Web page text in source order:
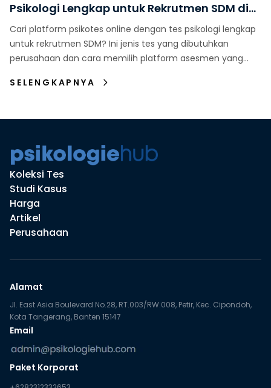
Psikologi Lengkap untuk Rekrutmen SDM di
Indonesia
Cari platform psikotes online dengan tes psikologi lengkap
untuk rekrutmen SDM? Ini jenis tes yang dibutuhkan
perusahaan dan cara memilih platform asesmen yang
SELENGKAPNYA
Koleksi Tes
Studi Kasus
Harga
Artikel
Perusahaan
Alamat
Jl. East Asia Boulevard No.28, RT.003/RW.008, Petir, Kec. Cipondoh,
Kota Tangerang, Banten 15147
Email
Paket Korporat